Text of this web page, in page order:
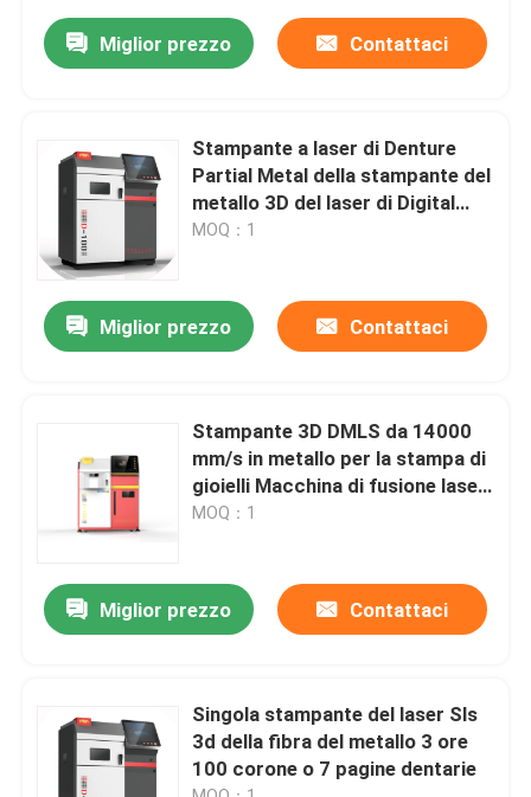
Prodotti
Chi siamo
Fatory Tour
Contattaci
Tutti i casi
Stampante del metallo 3D del laser
Stampante dentaria del metallo 3D
Miglior prezzo Contattaci
Stampante a laser di Denture
Partial Metal della stampante del
metallo 3D del laser di Digital
φ150mm
MOQ：1
Miglior prezzo Contattaci
Stampante 3D DMLS da 14000
mm/s in metallo per la stampa di
gioielli Macchina di fusione laser
selettiva digitale
MOQ：1
Miglior prezzo Contattaci
Singola stampante del laser Sls
3d della fibra del metallo 3 ore
100 corone o 7 pagine dentarie